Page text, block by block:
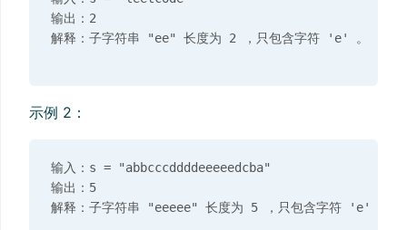
输出：2
示例 2：
输入：s = "abbcccddddeeeeedcba"
输出：5